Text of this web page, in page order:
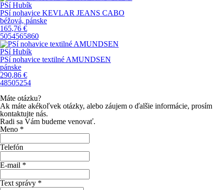
PSí Hubík
PSí nohavice KEVLAR JEANS CABO
béžová, pánske
165,76 €
5054565860
PSí Hubík
PSí nohavice textilné AMUNDSEN
pánske
290,86 €
48505254
Máte otázku?
Ak máte akékoľvek otázky, alebo záujem o ďalšie informácie, prosím
kontaktujte nás.
Radi sa Vám budeme venovať.
Meno *
Telefón
E-mail *
Text správy *